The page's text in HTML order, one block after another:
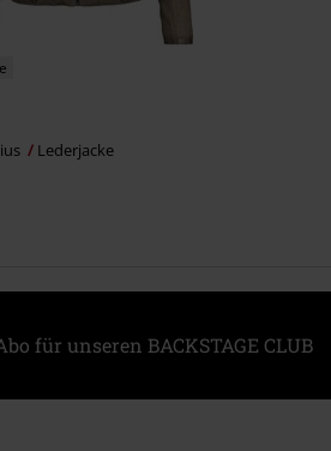
Lederjacke
für unseren BACKSTAGE CLUB